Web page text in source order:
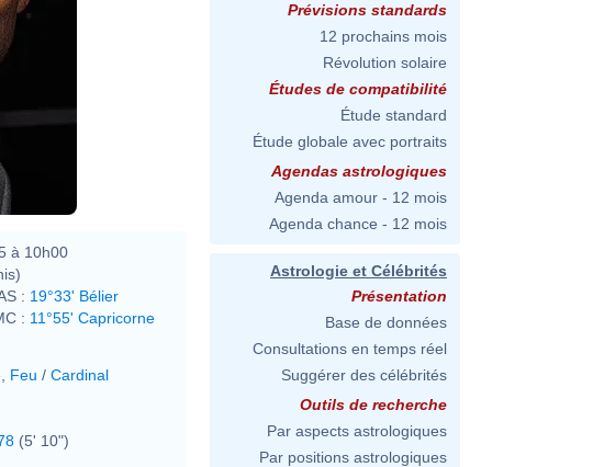
à 10h00
: 19°33' Bélier
: 11°55' Capricorne
Feu / Cardinal
(5' 10")
Prévisions standards
12 prochains mois
Révolution solaire
Études de compatibilité
Étude standard
Étude globale avec portraits
Agendas astrologiques
Agenda amour - 12 mois
Agenda chance - 12 mois
Astrologie et Célébrités
Présentation
Base de données
Consultations en temps réel
Suggérer des célébrités
Outils de recherche
Par aspects astrologiques
Par positions astrologiques